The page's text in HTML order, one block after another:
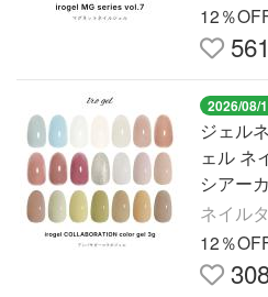
12％
561
2026/08/
ジェル
ェル ネ
シアー
A021)
ネイル
12％